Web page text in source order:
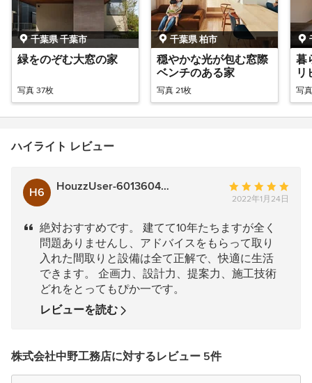
千葉県 千葉市
緑をのぞむ大窓の家
写真 37枚
千葉県 柏市
穏やかな光が包む窓際
ベンチのある家
写真 21枚
暮
リ
写
ハイライト レビュー
H6 HouzzUser-601360459
平
均
価：
5
つ
星
2022年1月24日
絶対おすすめです。 建てて10年たちますが全く
問題ありませんし、アドバイスをもらって取り
入れた間取りと設備は全て正解で、快適に生活
できます。 企画力、設計力、提案力、施工技術
どれをとってもぴか一です。
レビューを読む
株式会社中野工務店に対するレビュー 5件